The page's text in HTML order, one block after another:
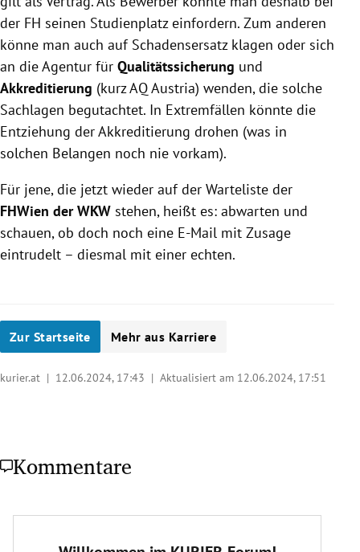
der FH seinen Studienplatz einfordern. Zum anderen
könne man auch auf Schadensersatz klagen oder sich
an die Agentur für Qualitätssicherung und
Akkreditierung (kurz AQ Austria) wenden, die solche
Sachlagen begutachtet. In Extremfällen könnte die
Entziehung der Akkreditierung drohen (was in
solchen Belangen noch nie vorkam).
Für jene, die jetzt wieder auf der Warteliste der
FHWien der WKW stehen, heißt es: abwarten und
schauen, ob doch noch eine E-Mail mit Zusage
eintrudelt – diesmal mit einer echten.
Zur Startseite Mehr aus Karriere
kurier.at | 12.06.2024, 17:43 | Aktualisiert am 12.06.2024, 17:51
Kommentare